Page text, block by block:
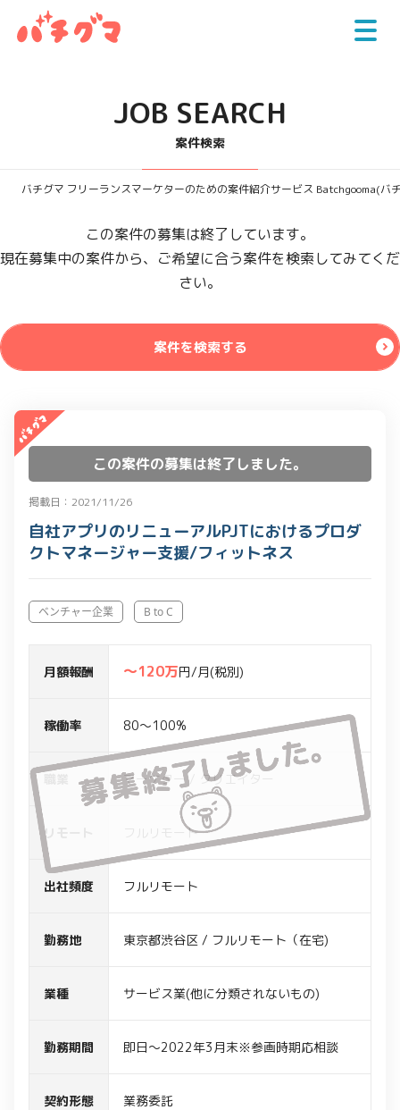
JOB SEARCH
案件検索
バチグマ フリーランスマーケターのための案件紹介サービス Batchgooma(バ
この案件の募集は終了しています。
現在募集中の案件から、ご希望に合う案件を検索してみてくだ
さい。
案件を検索する
この案件の募集は終了しました。
掲載日：2021/11/26
自社アプリのリニューアルPJTにおけるプロダ
クトマネージャー支援/フィットネス
ベンチャー企業 B to C
月額報酬 〜120万円/月(税別)
稼働率 80～100%
マーケター / クリエイター
リモート フルリモート
出社頻度 フルリモート
勤務地 東京都渋谷区 / フルリモート（在宅)
業種 サービス業(他に分類されないもの)
勤務期間 即日～2022年3月末※参画時期応相談
契約形態 業務委託